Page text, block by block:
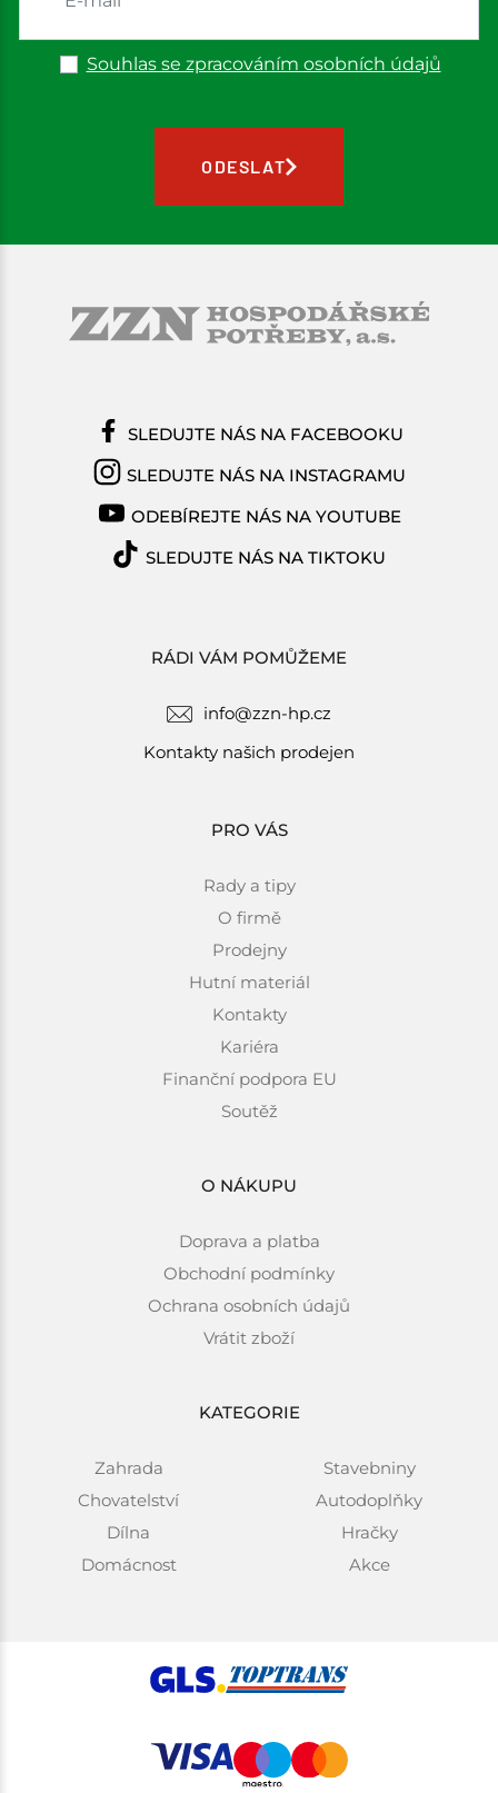
Souhlas se zpracováním osobních údajů
ODESLAT
RÁDI VÁM POMŮŽEME
info@zzn-hp.cz
Kontakty našich prodejen
PRO VÁS
Rady a tipy
O firmě
Prodejny
Hutní materiál
Kontakty
Kariéra
Finanční podpora EU
Soutěž
O NÁKUPU
Doprava a platba
Obchodní podmínky
Ochrana osobních údajů
Vrátit zboží
KATEGORIE
Zahrada
Chovatelství
Dílna
Domácnost
Stavebniny
Autodoplňky
Hračky
Akce
SLEDUJTE NÁS NA FACEBOOKU
SLEDUJTE NÁS NA INSTAGRAMU
ODEBÍREJTE NÁS NA YOUTUBE
SLEDUJTE NÁS NA TIKTOKU